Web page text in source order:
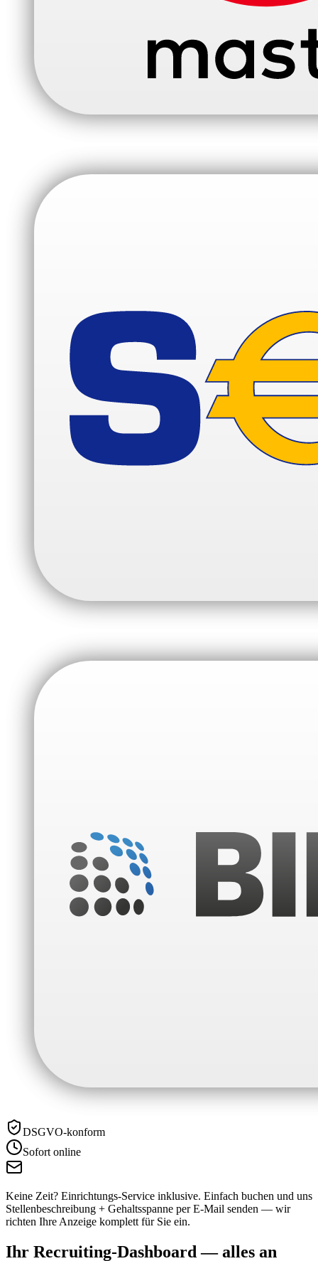
DSGVO-konform
Sofort online
Keine Zeit? Einrichtungs-Service inklusive. Einfach buchen und uns
Stellenbeschreibung + Gehaltsspanne per E-Mail senden — wir
richten Ihre Anzeige komplett für Sie ein.
Ihr Recruiting-Dashboard — alles an